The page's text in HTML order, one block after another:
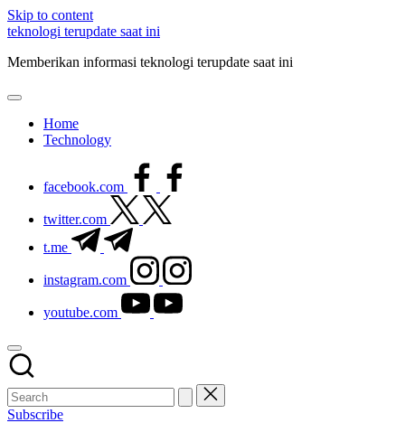
Skip to content
teknologi terupdate saat ini
Memberikan informasi teknologi terupdate saat ini
Home
Technology
facebook.com
twitter.com
t.me
instagram.com
youtube.com
Subscribe